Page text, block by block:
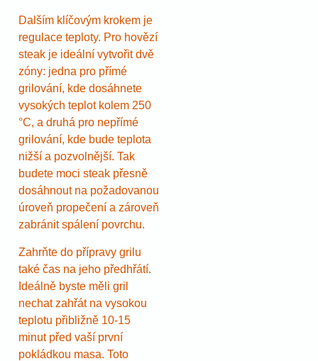
Dalším klíčovým krokem je
regulace teploty. Pro hovězí
steak je ideální vytvořit dvě
zóny: jedna pro přímé
grilování, kde dosáhnete
vysokých teplot kolem 250
°C, a druhá pro nepřímé
grilování, kde bude teplota
nižší a pozvolnější. Tak
budete moci steak přesně
dosáhnout na požadovanou
úroveň propečení a zároveň
zabránit spálení povrchu.
Zahrňte do přípravy grilu
také čas na jeho předhřátí.
Ideálně byste měli gril
nechat zahřát na vysokou
teplotu přibližně 10-15
minut před vaší první
pokládkou masa. Toto